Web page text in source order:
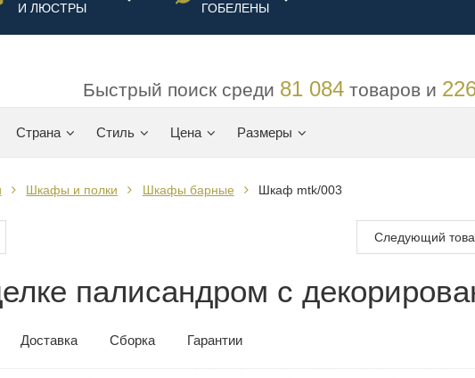
И ЛЮСТРЫ
ГОБЕЛЕНЫ
Быстрый поиск среди 81 084товаров и
Страна Стиль Цена Размеры
Шкафы и полки Шкафы барные Шкаф mtk/003
Следующий
палисандром с
Доставка Сборка Гарантии